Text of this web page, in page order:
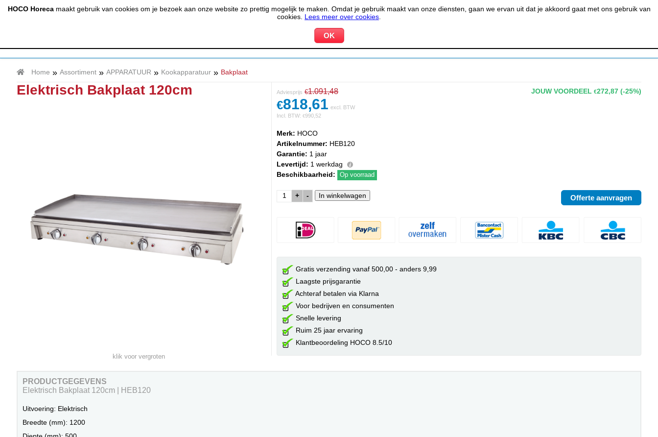
HOCO Horecamaakt gebruik van cookies om je bezoek aan onze website zo prettig mogelijk te maken. Omdat je gebruik maakt van onze diensten, gaan we ervan uit dat je akkoord gaat met ons gebruik van
cookies. Lees meer over cookies
(020) 497 6325 info@hocohoreca.nl MIJN ACCOUNT BESTELSTATUS 0 WINKELWAGEN
KOELEN &
Home » Assortiment » APPARATUUR » Kookapparatuur » Bakplaat
Elektrisch Bakplaat 120cm
klik voor vergroten
Adviesprijs €1.091,48 JOUW VOORDEEL€272,87 (-25%)
€818,61 excl. BTW
Incl. BTW:€990,52
Merk: HOCO
Artikelnummer: HEB120
Garantie: 1 jaar
Levertijd: 1 werkdag
Beschikbaarheid:
Op voorraad
+ -
Gratis verzending vanaf 500,00 - anders 9,99
Laagste prijsgarantie
Achteraf betalen via Klarna
Voor bedrijven en consumenten
Snelle levering
Ruim 25 jaar ervaring
Klantbeoordeling HOCO 8.5/10
PRODUCTGEGEVENS
Elektrisch Bakplaat 120cm | HEB120
Uitvoering: Elektrisch
Breedte (mm): 1200